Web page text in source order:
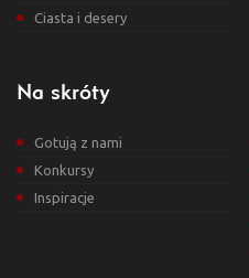
Ciasta i desery
Na skróty
Gotują z nami
Konkursy
Inspiracje